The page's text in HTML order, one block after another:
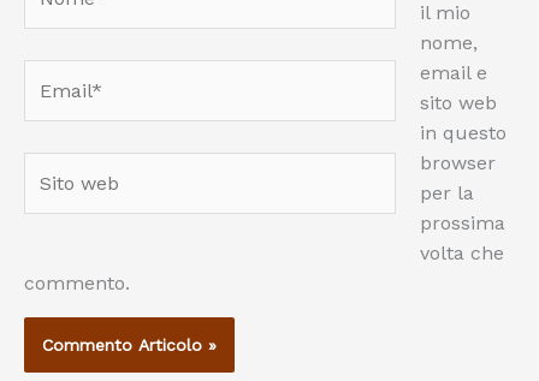
web
il mio
nome,
email e
sito web
in questo
browser
per la
prossima
volta che
commento.